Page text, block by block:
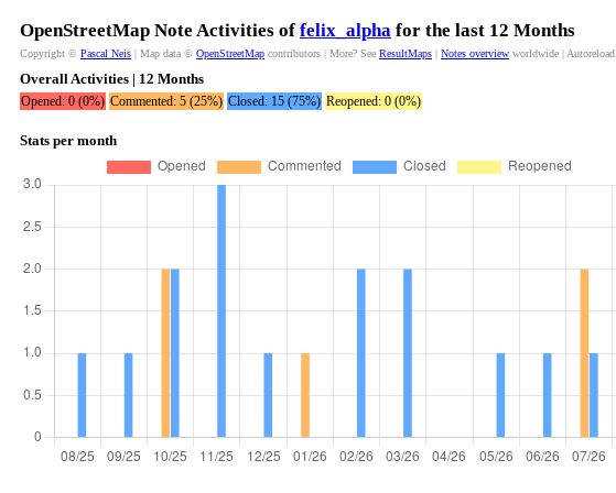
OpenStreetMap Note Activities of felix_alpha for the last 12 Months
Copyright © Pascal Neis | Map data © OpenStreetMap contributors | More? See ResultMaps | Notes overview worldwide | Autoreload
Overall Activities | 12 Months
Opened: 0 (0%) Commented: 5 (25%) Closed: 15 (75%) Reopened: 0 (0%)
Stats per month